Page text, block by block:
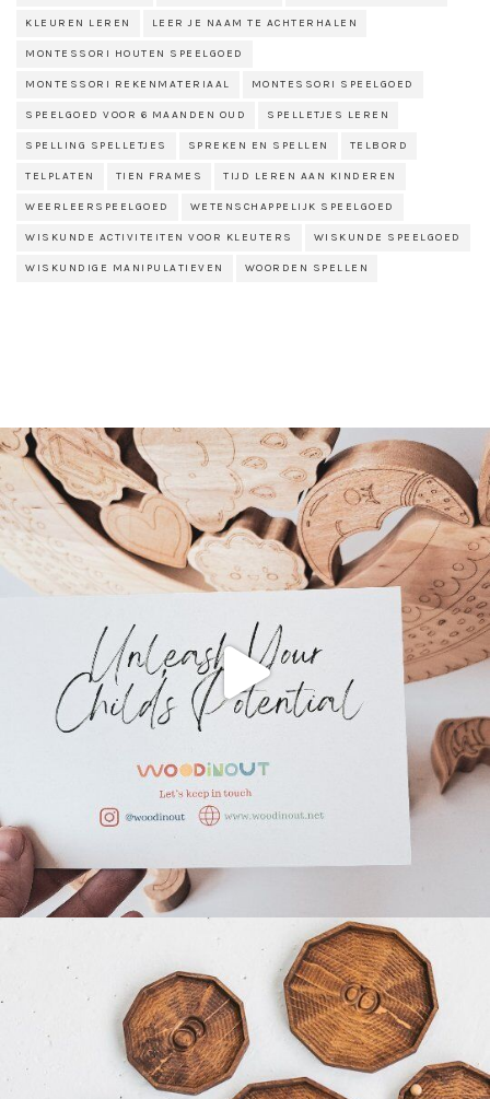
KLEUREN LEREN LEER JE NAAM TE ACHTERHALEN
MONTESSORI HOUTEN SPEELGOED
MONTESSORI REKENMATERIAAL MONTESSORI SPEELGOED
SPEELGOED VOOR 6 MAANDEN OUD SPELLETJES LEREN
SPELLING SPELLETJES SPREKEN EN SPELLEN TELBORD
TELPLATEN TIEN FRAMES TIJD LEREN AAN KINDEREN
WEERLEERSPEELGOED WETENSCHAPPELIJK SPEELGOED
WISKUNDE ACTIVITEITEN VOOR KLEUTERS WISKUNDE SPEELGOED
WISKUNDIGE MANIPULATIEVEN WOORDEN SPELLEN